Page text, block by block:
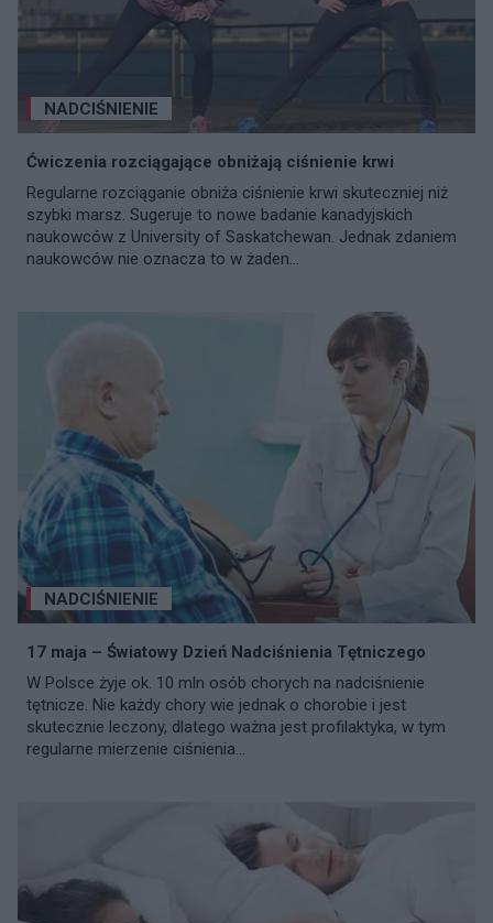
NADCIŚNIENIE
Ćwiczenia rozciągające obniżają ciśnienie krwi
Regularne rozciąganie obniża ciśnienie krwi skuteczniej niż
szybki marsz. Sugeruje to nowe badanie kanadyjskich
naukowców z University of Saskatchewan. Jednak zdaniem
naukowców nie oznacza to w żaden...
NADCIŚNIENIE
17 maja – Światowy Dzień Nadciśnienia Tętniczego
W Polsce żyje ok. 10 mln osób chorych na nadciśnienie
tętnicze. Nie każdy chory wie jednak o chorobie i jest
skutecznie leczony, dlatego ważna jest profilaktyka, w tym
regularne mierzenie ciśnienia...